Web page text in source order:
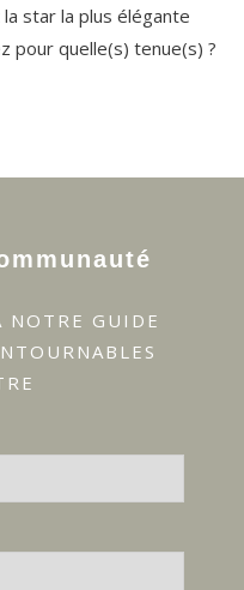
star la plus élégante
pour quelle(s) tenue(s) ?
NOTRE GUIDE